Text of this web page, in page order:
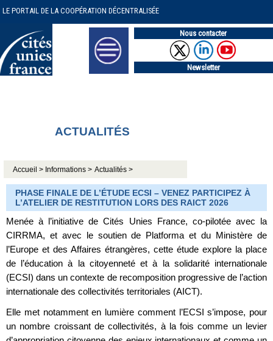
LE PORTAIL DE LA COOPÉRATION DÉCENTRALISÉE
Nous contacter
Newsletter
ACTUALITÉS
Accueil > Informations > Actualités >
PHASE FINALE DE L’ÉTUDE ECSI – VENEZ PARTICIPEZ À
L’ATELIER DE RESTITUTION LORS DES RAICT 2026
Menée à l’initiative de Cités Unies France, co-pilotée avec la
CIRRMA, et avec le soutien de Platforma et du Ministère de
l’Europe et des Affaires étrangères, cette étude explore la place
de l’éducation à la citoyenneté et à la solidarité internationale
(ECSI) dans un contexte de recomposition progressive de l’action
internationale des collectivités territoriales (AICT).
Elle met notamment en lumière comment l’ECSI s’impose, pour
un nombre croissant de collectivités, à la fois comme un levier